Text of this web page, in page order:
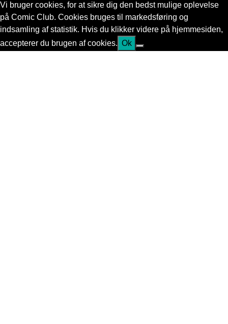
Vi bruger cookies, for at sikre dig den bedst mulige oplevelse
på Comic Club. Cookies bruges til markedsføring og
indsamling af statistik. Hvis du klikker videre på hjemmesiden,
accepterer du brugen af cookies. Ok